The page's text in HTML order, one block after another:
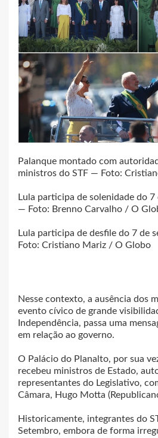
Palanque montado com
ministros do STF — Foto:
Lula participa de solenidade do
— Foto: Brenno Carvalho / O
Lula participa de desfile do 7 de
Foto: Cristiano Mariz / O Globo
Nesse contexto, a ausência dos
evento cívico de grande
Independência, passa uma
em relação ao governo.
O Palácio do Planalto, por sua
recebeu ministros de Estado,
representantes do Legislativo,
Câmara, Hugo Motta
Historicamente, integrantes do
Setembro, embora de forma